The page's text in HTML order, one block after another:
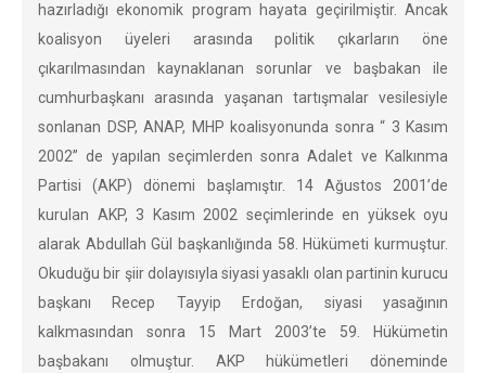
hazırladığı ekonomik program hayata geçirilmiştir. Ancak
koalisyon üyeleri arasında politik çıkarların öne
çıkarılmasından kaynaklanan sorunlar ve başbakan ile
cumhurbaşkanı arasında yaşanan tartışmalar vesilesiyle
sonlanan DSP, ANAP, MHP koalisyonunda sonra “ 3 Kasım
2002” de yapılan seçimlerden sonra Adalet ve Kalkınma
Partisi (AKP) dönemi başlamıştır. 14 Ağustos 2001’de
kurulan AKP, 3 Kasım 2002 seçimlerinde en yüksek oyu
alarak Abdullah Gül başkanlığında 58. Hükümeti kurmuştur.
Okuduğu bir şiir dolayısıyla siyasi yasaklı olan partinin kurucu
başkanı Recep Tayyip Erdoğan, siyasi yasağının
kalkmasından sonra 15 Mart 2003’te 59. Hükümetin
başbakanı olmuştur. AKP hükümetleri döneminde